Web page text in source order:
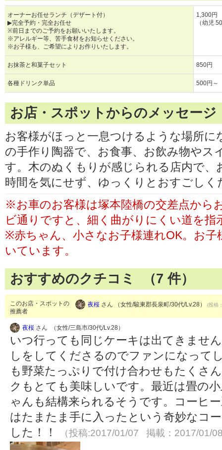
オーナーお任せランチ（デザート付）
▶完全予約・完全お任せ
※前日までのご予約をお願いいたします。
※アレルギー等、苦手食材をお知らせください。
※お子様も、ご希望によりお作りいたします。
1,300円
（幼児
お抹茶と和菓子セット 850円
各種ドリンク単品 500円～
お店・スポットからのメッセージ
お客様がほっと一息つけるような場所
の手作り陶器で、お食事、お飲み物やス
す。木のぬくもりが感じられる店内で
時間を気にせず、ゆっくりとおすごしく
※お車のお客様は塚本陸橋の交差点から
ビ通りですと、細く曲がりにくい道を
※赤ちゃん、小さなお子様連れOK。お
いています。
おすすめのクチコミ （7 件）
このお店・スポットの
推薦者
夜桜 さん （女性/駿東郡長泉町/30代/Lv.28） (投稿
夜桜 さん （女性/三島市/30代/Lv.28）
いつ行っても同じケーキは出てきませ
しをしてくださるのでファンになって
も野菜たっぷりで付け合わせもたくさ
クもとても美味しいです。最近は畳の
ゃんも結構来られるそうです。コーヒ
はたまたま手に入ったという奇妙なコ
した！！
（投稿:2017/01/07 掲載：2017/01/